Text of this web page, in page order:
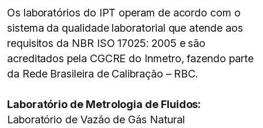
Os laboratórios do IPT operam de acordo com o
sistema da qualidade laboratorial que atende aos
requisitos da NBR ISO 17025: 2005 e são
acreditados pela CGCRE do Inmetro, fazendo parte
da Rede Brasileira de Calibração – RBC.
Laboratório de Metrologia de Fluidos:
Laboratório de Vazão de Gás Natural